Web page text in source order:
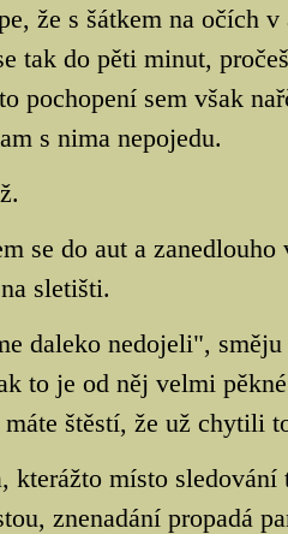
že s šátkem na očích
tak do pěti minut,
pochopení sem však
s nima nepojedu.
se do aut a
sletišti.
daleko nedojeli",
to je od něj velmi
máte štěstí, že už chytili
kterážto místo
znenadání propadá